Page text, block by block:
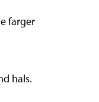
farger
hals.